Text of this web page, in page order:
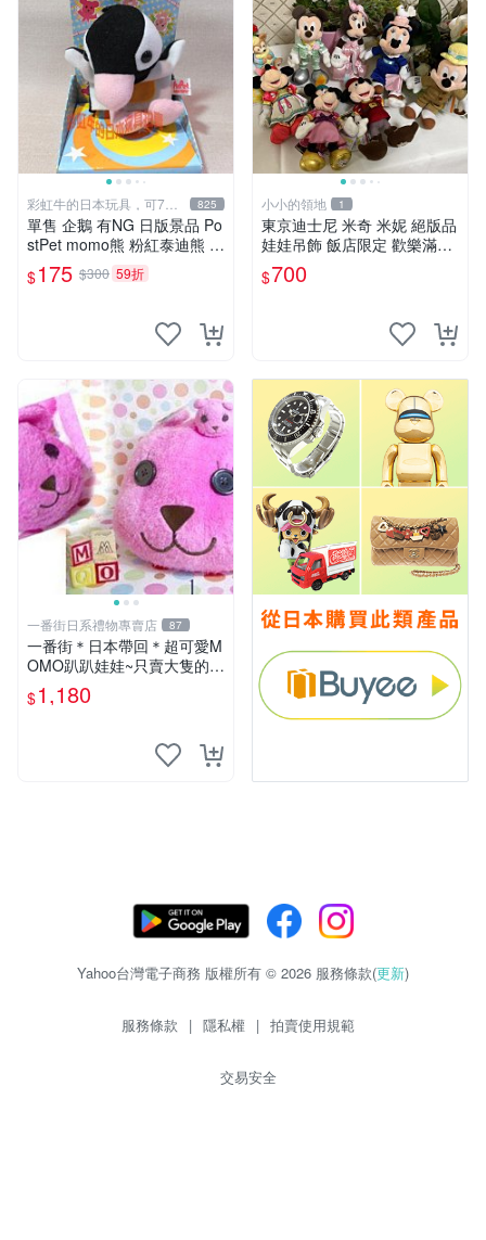
彩虹牛的日本玩具，可7取
付
825
單售 企鵝 有NG 日版景品 Po
stPet momo熊 粉紅泰迪熊 娃
娃 布偶 手指頭 娃娃
$175 $300 59折
小小的領地 1
東京迪士尼 米奇 米妮 絕版品
娃娃吊飾 飯店限定 歡樂滿人
間 復活節
$700
一番街日系禮物專賣店 87
一番街＊日本帶回＊超可愛M
OMO趴趴娃娃~只賣大隻的1
號~單隻價～生日禮物
$1,180
Yahoo台灣電子商務 版權所有 © 2026 服務條款(更新)
服務條款 | 隱私權 | 拍賣使用規範
交易安全